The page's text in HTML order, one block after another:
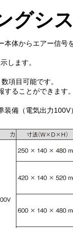
グシ
本体からエアー信号
します。
項目可能です。
することができます
装備（電気出力100V